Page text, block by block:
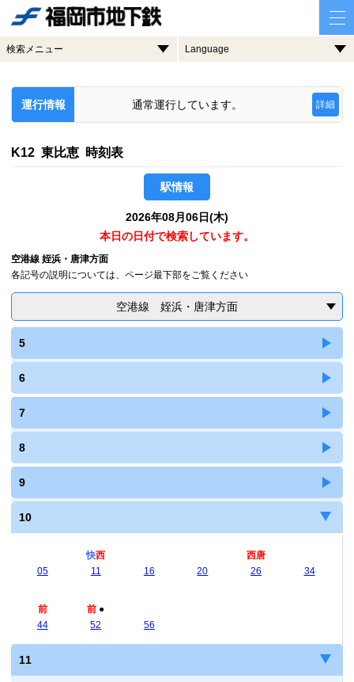
検索メニュー Language
運行情報 通常運行しています。 詳細
K12 東比恵 時刻表
駅情報
2026年08月06日(木)
本日の日付で検索しています。
空港線 姪浜・唐津方面
各記号の説明については、ページ最下部をご覧ください
空港線 姪浜・唐津方面
5
6
7
8
9
10
05
快西
11
16 20
西唐
26
34
前
44
前 ●
52
56
11